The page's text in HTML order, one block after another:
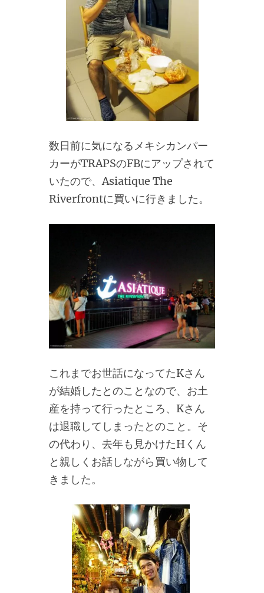
数日前に気になるメキシカンパー
カーがTRAPSのFBにアップされて
いたので、Asiatique The
Riverfrontに買いに行きました。
これまでお世話になってたKさん
が結婚したとのことなので、お土
産を持って行ったところ、Kさん
は退職してしまったとのこと。そ
の代わり、去年も見かけたHくん
と親しくお話しながら買い物して
きました。